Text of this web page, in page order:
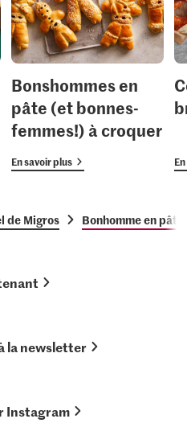
Bonshommes en
pâte (et bonnes-
femmes!) à croquer
En savoir plus
de Migros Bonhomme en
la newsletter
Instagram